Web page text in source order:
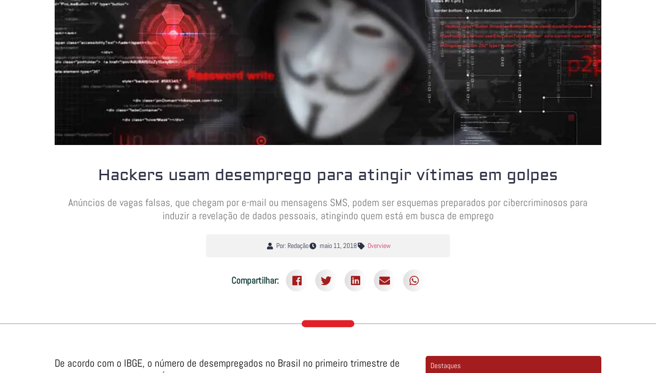
Hackers usam desemprego para atingir vítimas em golpes
Anúncios de vagas falsas, que chegam por e-mail ou mensagens SMS, podem ser esquemas preparados por cibercriminosos para
induzir a revelação de dados pessoais, atingindo quem está em busca de emprego
Por: Redação maio 11, 2018 Overview
Compartilhar:
De acordo com o IBGE, o número de desempregados no Brasil no primeiro trimestre de
Destaques